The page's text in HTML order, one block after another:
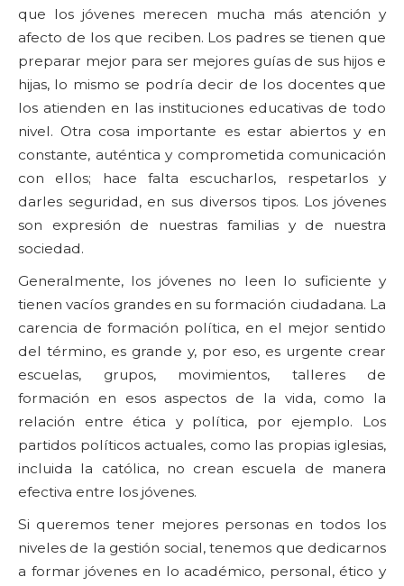
que los jóvenes merecen mucha más atención y
afecto de los que reciben. Los padres se tienen que
preparar mejor para ser mejores guías de sus hijos e
hijas, lo mismo se podría decir de los docentes que
los atienden en las instituciones educativas de todo
nivel. Otra cosa importante es estar abiertos y en
constante, auténtica y comprometida comunicación
con ellos; hace falta escucharlos, respetarlos y
darles seguridad, en sus diversos tipos. Los jóvenes
son expresión de nuestras familias y de nuestra
sociedad.
Generalmente, los jóvenes no leen lo suficiente y
tienen vacíos grandes en su formación ciudadana. La
carencia de formación política, en el mejor sentido
del término, es grande y, por eso, es urgente crear
escuelas, grupos, movimientos, talleres de
formación en esos aspectos de la vida, como la
relación entre ética y política, por ejemplo. Los
partidos políticos actuales, como las propias iglesias,
incluida la católica, no crean escuela de manera
efectiva entre los jóvenes.
Si queremos tener mejores personas en todos los
niveles de la gestión social, tenemos que dedicarnos
a formar jóvenes en lo académico, personal, ético y